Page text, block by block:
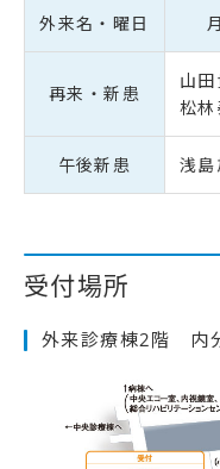
外来名・曜日 月
再来・新患
山
松林
午後新患 浅島
受付場所
外来診療棟2階 内